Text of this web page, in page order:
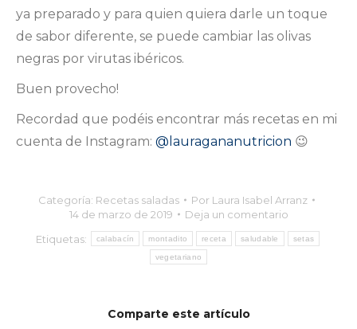
ya preparado y para quien quiera darle un toque
de sabor diferente, se puede cambiar las olivas
negras por virutas ibéricos.
Buen provecho!
Recordad que podéis encontrar más recetas en mi
cuenta de Instagram: @lauragananutricion 😉
Categoría: Recetas saladas Por Laura Isabel Arranz
14 de marzo de 2019
Deja un comentario
Etiquetas:
calabacín montadito receta saludable setas
vegetariano
Comparte este artículo